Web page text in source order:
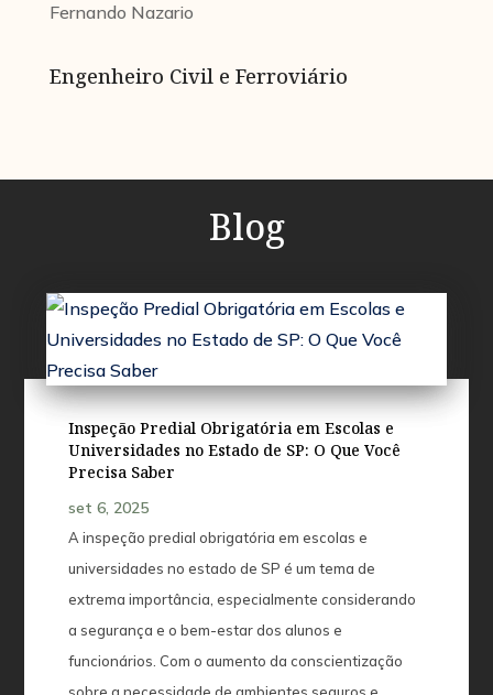
Fernando Nazario
Engenheiro Civil e Ferroviário
Blog
Inspeção Predial Obrigatória em Escolas e
Universidades no Estado de SP: O Que Você
Precisa Saber
set 6, 2025
A inspeção predial obrigatória em escolas e
universidades no estado de SP é um tema de
extrema importância, especialmente considerando
a segurança e o bem-estar dos alunos e
funcionários. Com o aumento da conscientização